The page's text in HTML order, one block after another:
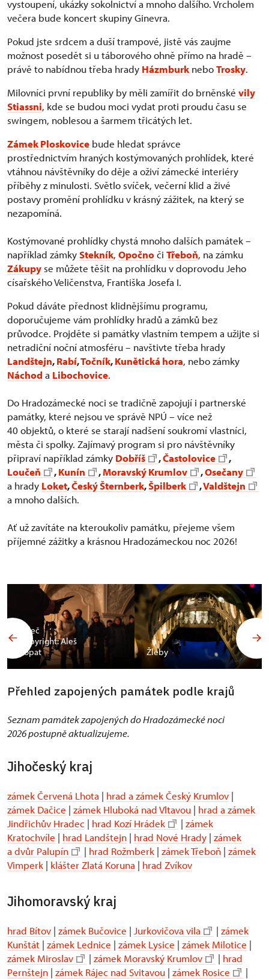
vystoupení, ukázky sokolnictví a mnoho dalšího. Vrcholem
večera bude koncert skupiny Ginevra.
Pokud jste srdcem a duší trampové, jistě vás zaujme
možnost posedět si u táborového ohně přímo na hradě –
právě to nabídnou třeba hrady Házmburk neboTrosky.
Milovníci první republiky by měli zamířit do brněnské vily
Stiassni, kde se budou moci vydat proti proudu času se
swingem, noblesou a šarmem třicátých let.
Zámek Ploskovice bude hledat správce
prostřednictvím hraných kostýmovaných prohlídek, které
vtáhnou návštěvníky do děje a oživí zámecké interiéry
příběhy z minulosti. Světlo svíček, večerní klid a živé
postavy promění prohlídku v krásný zážitek, na který se
nezapomíná.
Kostýmované prohlídky chystá mnoho dalších památek –
například zámkyStekník, Opočnoči Třeboň, na zámku
Zákupy se můžete těšit na prohlídku v doprovodu Jeho
císařského Veličenstva, Františka Josefa I.
Pokud dáváte přednost klidnějšímu programu,
doporučujeme vám prohlídky hradů a zámků bez
průvodce. Projděte si památky vlastním tempem a užijte si
netradiční noční atmosféru – navštivte třeba hrady
Landštejn,Rabí,Točník,Kunětická hora, nebo zámky
Náchoda Libochovice.
Do Hradozámecké noci se tradičně zapojují i partnerské
památky, které nejsou ve správě NPÚ – více než
40 objektů, o které se starají nadšení soukromí vlastníci,
města či spolky. Zajímavý program si pro návštěvníky
připraví například zámky Dobříš ,Častolovice
,
Loučeň
,Kunín ,Moravský Krumlov ,Osečany
a hrady Loket,Český Šternberk,Špilberk ,Valdštejn
a mnoho dalších.
Ať už zavítáte na kteroukoliv památku, přejeme všem
příjemné zážitky a krásnou Hradozámeckou noc 2026!
Valeč
Copyright: Aleš
Vopat
Žleby
Přehled zapojených památek podle krajů
Seznam památek zapojených do Hradozámecké noci
2026 postupně aktualizujeme.
Jihočeský kraj
zámek Červená Lhota | hrad a zámek Český Krumlov |
zámek Dačice | zámek Hluboká nad Vltavou | hrad a zámek
Jindřichův Hradec | hrad Kozí Hrádek | zámek
Kratochvíle | hrad Landštejn | hrad Nové Hrady | zámek
a dvůr Palupín
| hrad Rožmberk | zámek Třeboň | zámek
Vimperk | klášter Zlatá Koruna | hrad Zvíkov
Jihomoravský kraj
hrad Bítov | zámek Bučovice | Jurkovičova vila | zámek
Kunštát | zámek Lednice | zámek Lysice | zámek Milotice |
zámek Miroslav
| zámek Moravský Krumlov | hrad
Pernštejn | zámek Rájec nad Svitavou | zámek Rosice |